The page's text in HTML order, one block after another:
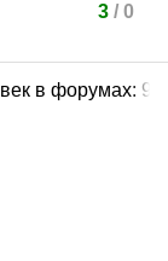
3/ 0